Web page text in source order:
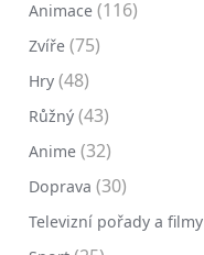
Animace (116)
Zvíře (75)
Hry (48)
Růžný (43)
Anime (32)
Doprava (30)
Televizní pořady a filmy